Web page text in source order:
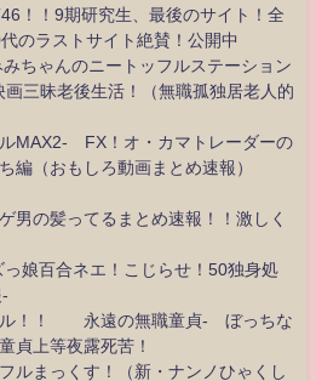
！！9期研究生、最後のサイト！全
のラストサイト絶賛！公開中
ちゃんのニートッフルステーション
三昧老後生活！（無職孤独居老人的
MAX2- FX！オ・カマトレーダーの
（おもしろ動画まとめ速報）
男の髪ってるまとめ速報！！激しく
娘百合ネエ！こじらせ！50独身処
ル！！ 永遠の無職童貞- ぼっちな
貞上等夜露死苦！
ルまっくす！（新・ナンノひゃくし